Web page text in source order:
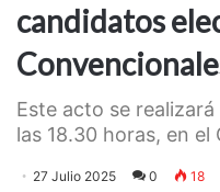
candidatos
Este acto se
las 18.30 horas, en el
27 Julio 2025 0 18